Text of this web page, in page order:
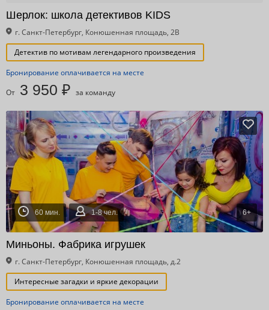
Шерлок: школа детективов KIDS
г. Санкт-Петербург, Конюшенная площадь, 2В
Детектив по мотивам легендарного произведения
Бронирование оплачивается на месте
От 3 950 ₽ за команду
60 мин. 1-8 чел. 6+
Миньоны. Фабрика игрушек
г. Санкт-Петербург, Конюшенная площадь, д.2
Интересные загадки и яркие декорации
Бронирование оплачивается на месте